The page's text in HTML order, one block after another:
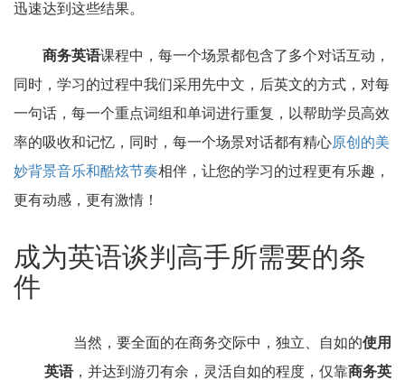
迅速达到这些结果。
商务英语课程中，每一个场景都包含了多个对话互动，
同时，学习的过程中我们采用先中文，后英文的方式，对每
一句话，每一个重点词组和单词进行重复，以帮助学员高效
率的吸收和记忆，同时，每一个场景对话都有精心原创的美
妙背景音乐和酷炫节奏相伴，让您的学习的过程更有乐趣，
更有动感，更有激情！
成为英语谈判高手所需要的条
件
当然，要全面的在商务交际中，独立、自如的使用
英语，并达到游刃有余，灵活自如的程度，仅靠商务英